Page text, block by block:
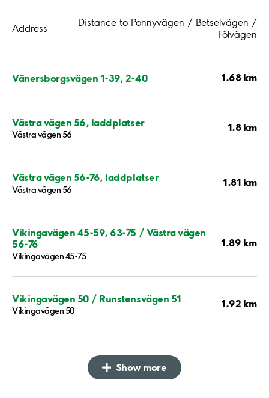
Address
Distance to Ponnyvägen / Betselvägen /
Fölvägen
Vänersborgsvägen 1-39, 2-40 1.68 km
Västra vägen 56, laddplatser
Västra vägen 56
1.8 km
Västra vägen 56-76, laddplatser
Västra vägen 56
1.81 km
Vikingavägen 45-59, 63-75 / Västra vägen
56-76
Vikingavägen 45-75
1.89 km
Vikingavägen 50 / Runstensvägen 51
Vikingavägen 50
1.92 km
Show more